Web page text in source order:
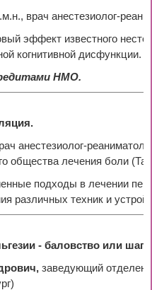
врач анестезиолог-
эффект известного
когнитивной дисфункции.
НМО.
анестезиолог-
общества лечения боли
подходы в лечении
различных техник и
- баловство или шаг
заведующий